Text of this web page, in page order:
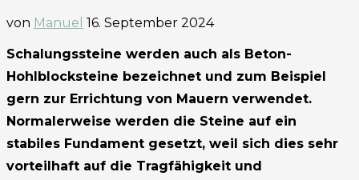
von Manuel 16. September 2024
Schalungssteine werden auch als Beton-
Hohlblocksteine bezeichnet und zum Beispiel
gern zur Errichtung von Mauern verwendet.
Normalerweise werden die Steine auf ein
stabiles Fundament gesetzt, weil sich dies sehr
vorteilhaft auf die Tragfähigkeit und